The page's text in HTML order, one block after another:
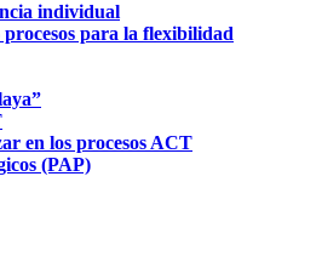
individual
para la flexibilidad
en los procesos ACT
(PAP)